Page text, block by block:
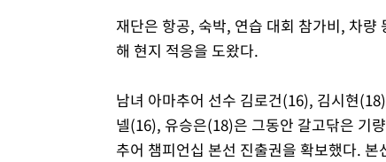
재단은 항공, 숙박, 연습 대회 참가비, 차
해 현지 적응을 도왔다.
남녀 아마추어 선수 김로건(16), 김시현
넬(16), 유승은(18)은 그동안 갈고닦은 기
추어 챔피언십 본선 진출권을 확보했다.